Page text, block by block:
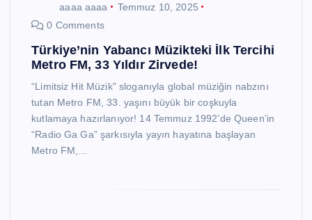
aaaa aaaa
Temmuz 10, 2025
0 Comments
Türkiye’nin Yabancı Müzikteki İlk Tercihi
Metro FM, 33 Yıldır Zirvede!
“Limitsiz Hit Müzik” sloganıyla global müziğin nabzını
tutan Metro FM, 33. yaşını büyük bir coşkuyla
kutlamaya hazırlanıyor! 14 Temmuz 1992’de Queen’in
“Radio Ga Ga” şarkısıyla yayın hayatına başlayan
Metro FM,…